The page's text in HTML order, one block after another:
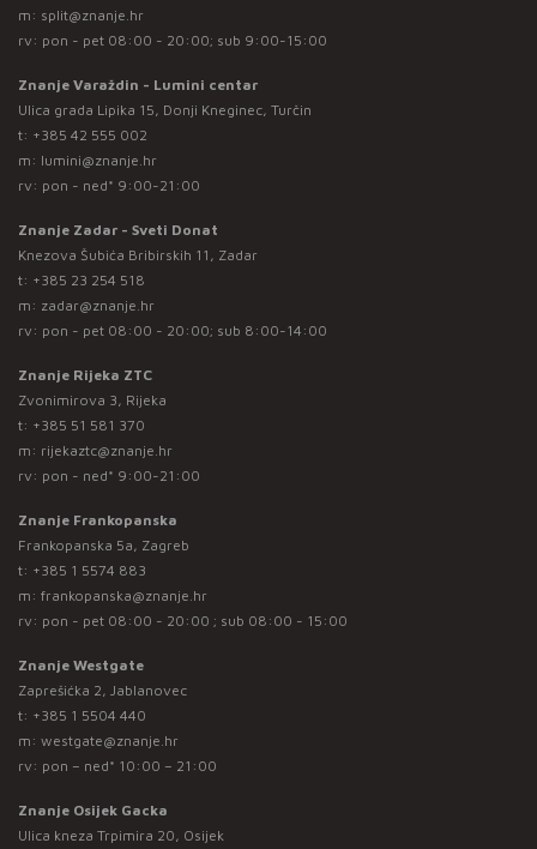
m: split@znanje.hr
rv: pon - pet 08:00 - 20:00; sub 9:00-15:00
Znanje Varaždin - Lumini centar
Ulica grada Lipika 15, Donji Kneginec, Turčin
t: +385 42 555 002
m: lumini@znanje.hr
rv: pon - ned* 9:00-21:00
Znanje Zadar - Sveti Donat
Knezova Šubića Bribirskih 11, Zadar
t: +385 23 254 518
m: zadar@znanje.hr
rv: pon - pet 08:00 - 20:00; sub 8:00-14:00
Znanje Rijeka ZTC
Zvonimirova 3, Rijeka
t: +385 51 581 370
m: rijekaztc@znanje.hr
rv: pon - ned* 9:00-21:00
Znanje Frankopanska
Frankopanska 5a, Zagreb
t: +385 1 5574 883
m: frankopanska@znanje.hr
rv: pon - pet 08:00 - 20:00 ; sub 08:00 - 15:00
Znanje Westgate
Zaprešićka 2, Jablanovec
t: +385 1 5504 440
m: westgate@znanje.hr
rv: pon – ned* 10:00 – 21:00
Znanje Osijek Gacka
Ulica kneza Trpimira 20, Osijek